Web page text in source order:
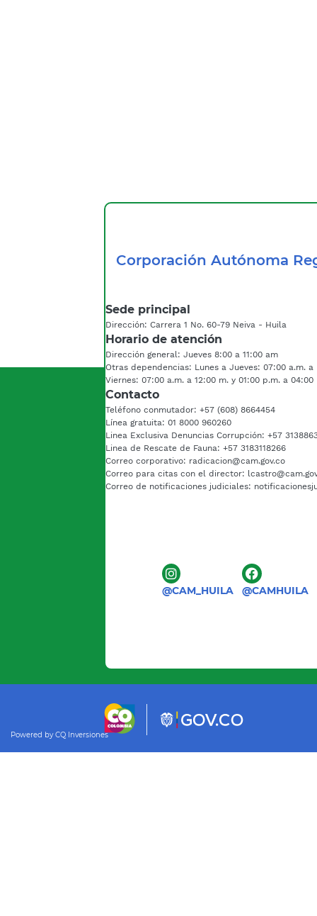
Corporación Autónoma
Sede principal
Dirección: Carrera 1 No. 60-79 Neiva - Huila
Horario de atención
Dirección general: Jueves 8:00 a 11:00 am
Otras dependencias: Lunes a Jueves: 07:00 a.m.
Viernes: 07:00 a.m. a 12:00 m. y 01:00 p.m. a 04:00
Contacto
Teléfono conmutador: +57 (608) 8664454
Línea gratuita: 01 8000 960260
Linea Exclusiva Denuncias Corrupción: +57
Linea de Rescate de Fauna: +57 3183118266
Correo corporativo: radicacion@cam.gov.co
Correo para citas con el director:
Correo de notificaciones judiciales:
@CAM_HUILA @CAMHUILA
Powered by CQ Inversiones